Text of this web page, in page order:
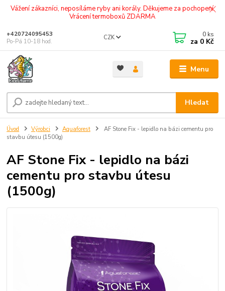
Vážení zákazníci, neposíláme ryby ani korály. Děkujeme za pochopení.
Vrácení termoboxů ZDARMA
Menu
CZK
Hledat
+420724095453
Po-Pá 10-18 hod.
0 ks
za 0 Kč
Úvod Výrobci Aquaforest
AF Stone Fix - lepidlo na bázi cementu pro
stavbu útesu (1500g)
AF Stone Fix - lepidlo na bázi
cementu pro stavbu útesu
(1500g)